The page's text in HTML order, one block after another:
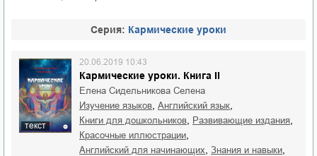
Cерия: Кармические уроки
текст
Кармические уроки. Книга II
20.06.2019 10:43
Елена Сидельникова Селена
изучение языков
английский язык
книги для дошкольников развивающие издания
красочные иллюстрации
английский для начинающих знания и навыки